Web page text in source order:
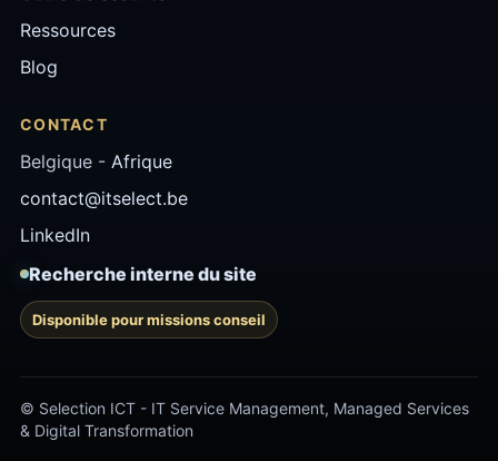
Ressources
Blog
CONTACT
Belgique - Afrique
contact@itselect.be
LinkedIn
Recherche interne du site
Disponible pour missions conseil
© Selection ICT - IT Service Management, Managed Services
& Digital Transformation